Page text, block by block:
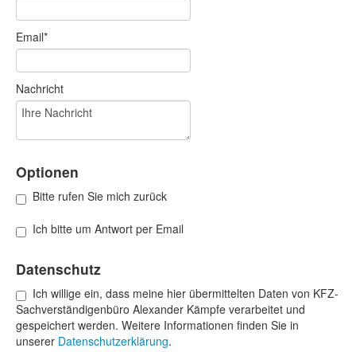
Email*
Nachricht
Optionen
Bitte rufen Sie mich zurück
Ich bitte um Antwort per Email
Datenschutz
Ich willige ein, dass meine hier übermittelten Daten von KFZ-
Sachverständigenbüro Alexander Kämpfe verarbeitet und
gespeichert werden. Weitere Informationen finden Sie in
unserer Datenschutzerklärung.